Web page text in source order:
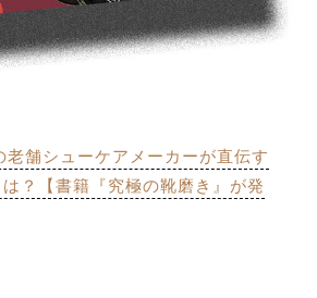
老舗シューケアメーカーが直伝す
は？【書籍『究極の靴磨き』が発